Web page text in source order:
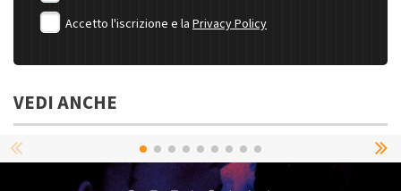
Accetto l'iscrizione e la Privacy Policy
VEDI ANCHE